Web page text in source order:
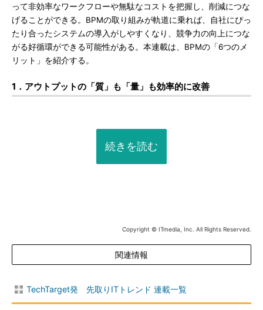
って非効率なワークフローや無駄なコストを把握し、削減につな
げることができる。BPMの取り組みが軌道に乗れば、自社にぴっ
たり合ったシステムの導入がしやすくなり、競争力の向上につな
がる好循環ができる可能性がある。本連載は、BPMの「6つのメ
リット」を紹介する。
1．アウトプットの「質」も「量」も効率的に改善
続きを読む
Copyright © ITmedia, Inc. All Rights Reserved.
関連情報
TechTarget発 先取りITトレンド 連載一覧